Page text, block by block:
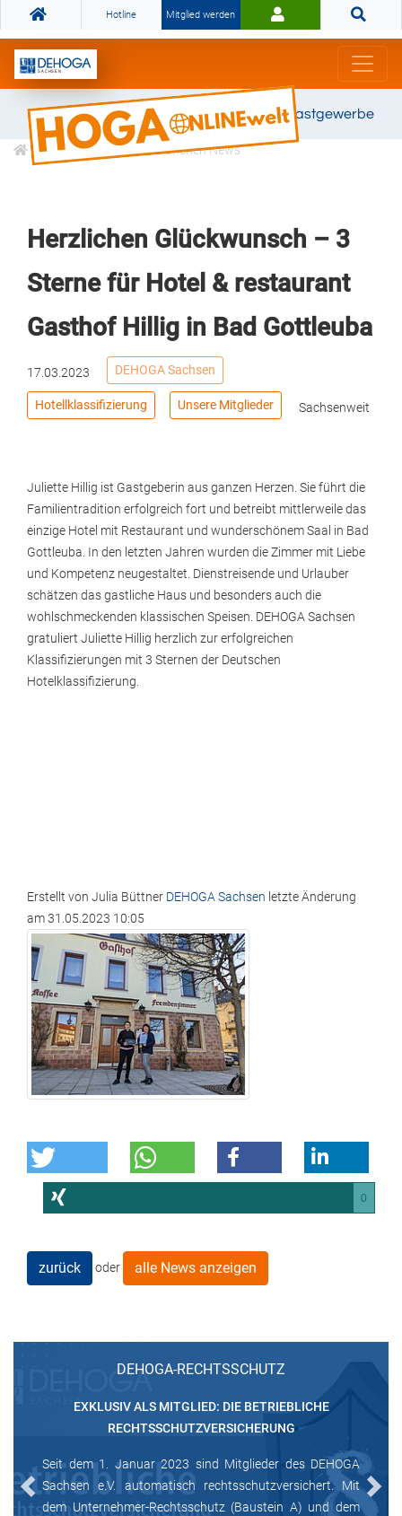
Hotline Mitglied werden
Gemeinsam stark für das Gastgewerbe
Informationen Branchen News
Herzlichen Glückwunsch – 3
Sterne für Hotel & restaurant
Gasthof Hillig in Bad Gottleuba
17.03.2023 DEHOGA Sachsen
Hotellklassifizierung Unsere Mitglieder Sachsenweit
Juliette Hillig ist Gastgeberin aus ganzen Herzen. Sie führt die
Familientradition erfolgreich fort und betreibt mittlerweile das
einzige Hotel mit Restaurant und wunderschönem Saal in Bad
Gottleuba. In den letzten Jahren wurden die Zimmer mit Liebe
und Kompetenz neugestaltet. Dienstreisende und Urlauber
schätzen das gastliche Haus und besonders auch die
wohlschmeckenden klassischen Speisen. DEHOGA Sachsen
gratuliert Juliette Hillig herzlich zur erfolgreichen
Klassifizierungen mit 3 Sternen der Deutschen
Hotelklassifizierung.
Erstellt von Julia Büttner DEHOGA Sachsen letzte Änderung
am31.05.2023 10:05
0
zurück oder alle News anzeigen
DEHOGA-RECHTSSCHUTZ
EXKLUSIV ALS MITGLIED: DIE BETRIEBLICHE
RECHTSSCHUTZVERSICHERUNG
Seit dem 1. Januar 2023 sind Mitglieder des DEHOGA
Sachsen e.V. automatisch rechtsschutzversichert. Mit
dem Unternehmer-Rechtsschutz (Baustein A) und dem
Previous Next